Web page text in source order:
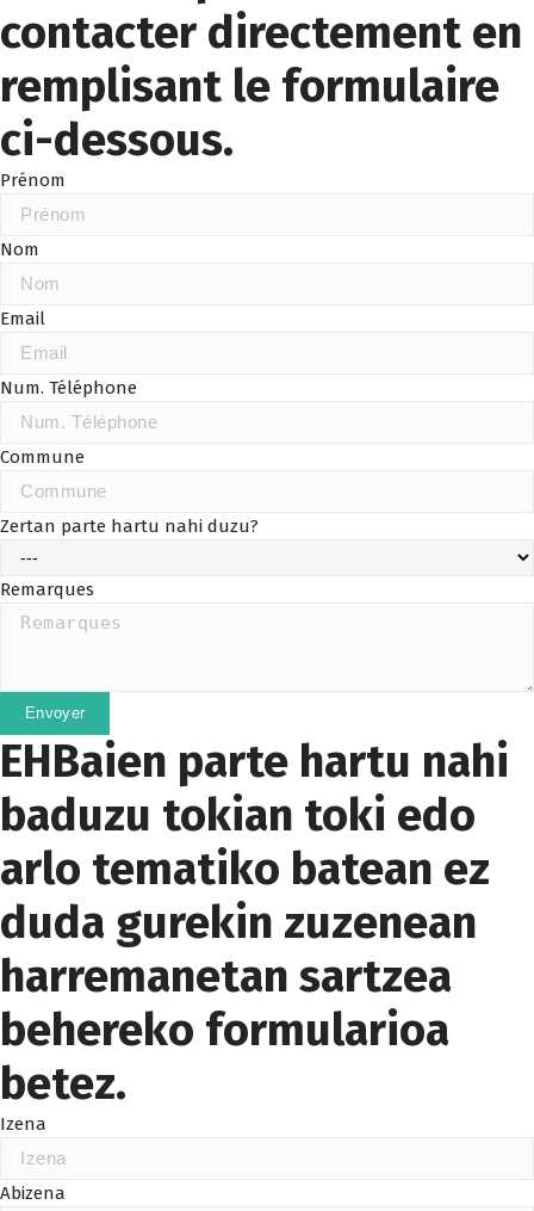
contacter directement en
remplisant le formulaire
ci-dessous.
Prénom
Nom
Email
Num. Téléphone
Commune
Zertan parte hartu nahi duzu?
Remarques
Envoyer
EHBaien parte hartu nahi
baduzu tokian toki edo
arlo tematiko batean ez
duda gurekin zuzenean
harremanetan sartzea
behereko formularioa
betez.
Izena
Abizena